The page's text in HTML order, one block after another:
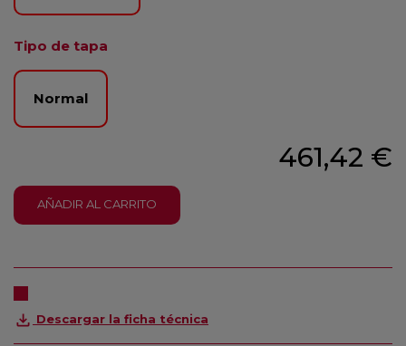
Tipo de tapa
Normal
461,42 €
AÑADIR AL CARRITO
Descargar la ficha técnica